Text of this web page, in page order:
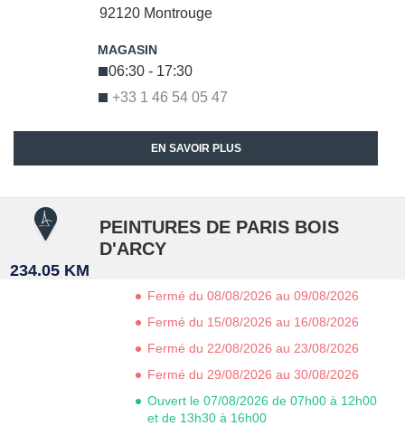
92120 Montrouge
+33 1 46 54 05 47
06:30 - 17:30
EN SAVOIR PLUS
234.05 KM
PEINTURES DE PARIS BOIS
D'ARCY
Fermé du 08/08/2026 au 09/08/2026
Fermé du 15/08/2026 au 16/08/2026
Fermé du 22/08/2026 au 23/08/2026
Fermé du 29/08/2026 au 30/08/2026
Ouvert le 07/08/2026 de 07h00 à 12h00
et de 13h30 à 16h00